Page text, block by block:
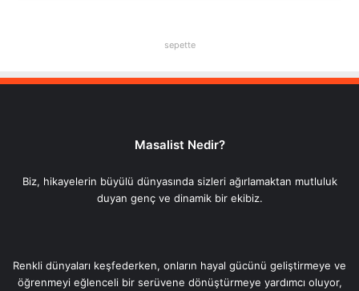
sepette
Masalist Nedir?
Biz, hikayelerin büyülü dünyasında sizleri ağırlamaktan mutluluk
duyan genç ve dinamik bir ekibiz.
Renkli dünyaları keşfederken, onların hayal gücünü geliştirmeye ve
öğrenmeyi eğlenceli bir serüvene dönüştürmeye yardımcı oluyor,